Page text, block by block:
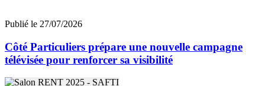
Publié le 27/07/2026
Côté Particuliers prépare une nouvelle campagne
télévisée pour renforcer sa visibilité